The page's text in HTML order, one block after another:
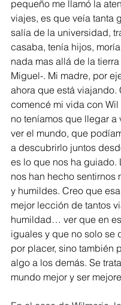
pequeño me llamó la
viajes, es que veía tanta
salía de la universidad,
casaba, tenía hijos,
nada mas allá de la
Miguel-. Mi madre, por
ahora que está viajando.
comencé mi vida con
no teníamos que llegar a
ver el mundo, que
a descubrirlo juntos
es lo que nos ha guiado.
nos han hecho sentirnos
y humildes. Creo que
mejor lección de tantos
humildad… ver que en
iguales y que no solo se
por placer, sino también
algo a los demás. Se
mundo mejor y ser